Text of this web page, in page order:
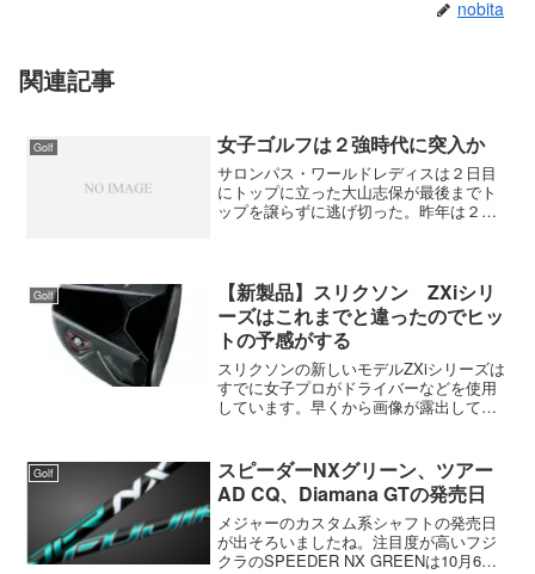
nobita
関連記事
Golf 女子ゴルフは２強時代に突入か
サロンパス・ワールドレディスは２日目
にトップに立った大山志保が最後までト
ップを譲らずに逃げ切った。昨年は２勝
数とパーオン率はトップ。...
Golf
【新製品】スリクソン ZXiシリ
ーズはこれまでと違ったのでヒッ
トの予感がする
スリクソンの新しいモデルZXiシリーズは
すでに女子プロがドライバーなどを使用
しています。早くから画像が露出してい
れました。ZXiシリーズの発売日は11月9
日になりま...
Golf
スピーダーNXグリーン、ツアー
AD CQ、Diamana GTの発売日
メジャーのカスタム系シャフトの発売日
が出そろいましたね。注目度が高いフジ
クラのSPEEDER NX GREENは10月6